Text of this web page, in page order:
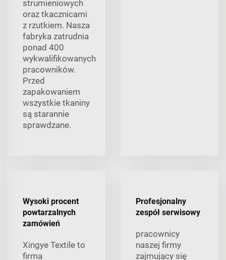
strumieniowych
oraz tkacznicami
z rzutkiem. Nasza
fabryka zatrudnia
ponad 400
wykwalifikowanych
pracowników.
Przed
zapakowaniem
wszystkie tkaniny
są starannie
sprawdzane.
Wysoki procent
powtarzalnych
zamówień
Xingye Textile to
firma
Profesjonalny
zespół serwisowy
pracownicy
naszej firmy
zajmujący się